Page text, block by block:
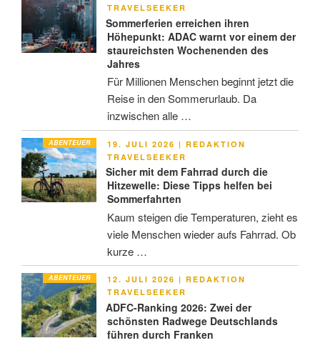
AM
TRAVELSEEKER
Sommerferien erreichen ihren
Höhepunkt: ADAC warnt vor einem der
staureichsten Wochenenden des
Jahres
Für Millionen Menschen beginnt jetzt die
Reise in den Sommerurlaub. Da
inzwischen alle …
ABENTEUER
VERÖFFENTLICHT
AM
19. JULI 2026 | REDAKTION
TRAVELSEEKER
Sicher mit dem Fahrrad durch die
Hitzewelle: Diese Tipps helfen bei
Sommerfahrten
Kaum steigen die Temperaturen, zieht es
viele Menschen wieder aufs Fahrrad. Ob
kurze …
ABENTEUER
VERÖFFENTLICHT
AM
12. JULI 2026 | REDAKTION
TRAVELSEEKER
ADFC-Ranking 2026: Zwei der
schönsten Radwege Deutschlands
führen durch Franken